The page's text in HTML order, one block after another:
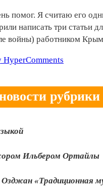
помог. Я считаю его
написать три
войны) работником
HyperComments
рубрики
Ильбером Ортайлы
«Традиционная